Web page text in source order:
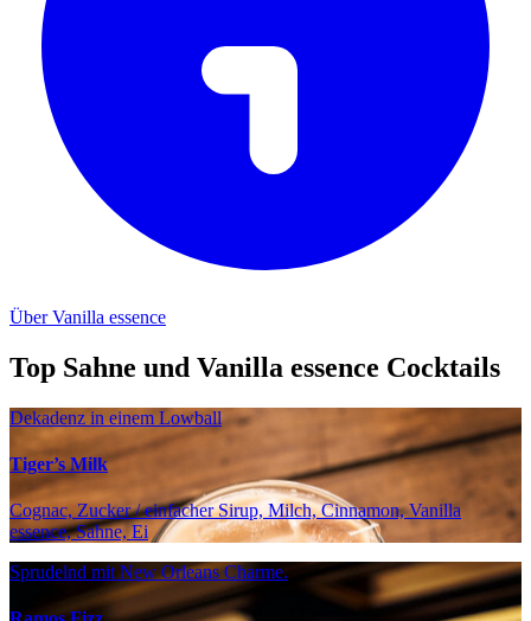
Über Vanilla essence
Top Sahne und Vanilla essence Cocktails
Dekadenz in einem Lowball
Tiger’s Milk
Cognac, Zucker / einfacher Sirup, Milch, Cinnamon, Vanilla
essence, Sahne, Ei
Sprudelnd mit New Orleans Charme.